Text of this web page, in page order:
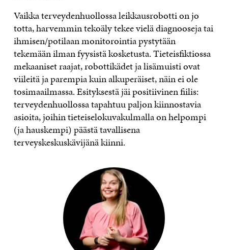
Vaikka terveydenhuollossa leikkausrobotti on jo
totta, harvemmin tekoäly tekee vielä diagnooseja tai
ihmisen/potilaan monitorointia pystytään
tekemään ilman fyysistä kosketusta. Tieteisfiktiossa
mekaaniset raajat, robottikädet ja lisämuisti ovat
viileitä ja parempia kuin alkuperäiset, näin ei ole
tosimaailmassa. Esityksestä jäi positiivinen fiilis:
terveydenhuollossa tapahtuu paljon kiinnostavia
asioita, joihin tieteiselokuvakulmalla on helpompi
(ja hauskempi) päästä tavallisena
terveyskeskuskävijänä kiinni.